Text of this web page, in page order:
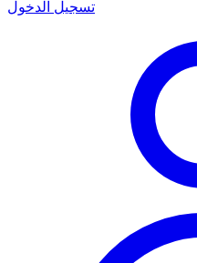
تسجيل الدخول